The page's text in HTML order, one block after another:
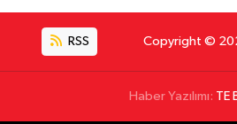
RSS Copyright ©
Haber Yazılımı: TE